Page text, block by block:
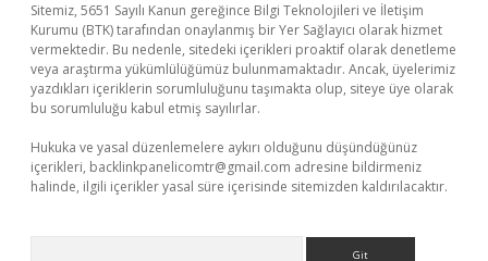
Sitemiz, 5651 Sayılı Kanun gereğince Bilgi Teknolojileri ve İletişim
Kurumu (BTK) tarafından onaylanmış bir Yer Sağlayıcı olarak hizmet
vermektedir. Bu nedenle, sitedeki içerikleri proaktif olarak denetleme
veya araştırma yükümlülüğümüz bulunmamaktadır. Ancak, üyelerimiz
yazdıkları içeriklerin sorumluluğunu taşımakta olup, siteye üye olarak
bu sorumluluğu kabul etmiş sayılırlar.
Hukuka ve yasal düzenlemelere aykırı olduğunu düşündüğünüz
içerikleri, backlinkpanelicomtr@gmail.com adresine bildirmeniz
halinde, ilgili içerikler yasal süre içerisinde sitemizden kaldırılacaktır.